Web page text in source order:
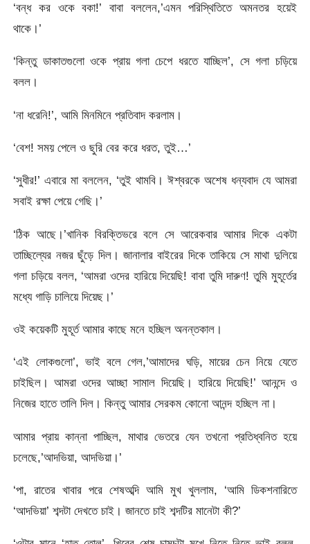
‘বন্ধ কর ওকে বকা!’ বাবা বললেন,’এমন পরিস্থিতিতে অমনতর হয়েই
থাকে।’
‘কিন্তু ডাকাতগুলো ওকে প্রায় গলা চেপে ধরতে যাচ্ছিল’, সে গলা চড়িয়ে
বলল।
‘না ধরেনি!’, আমি মিনমিনে প্রতিবাদ করলাম।
‘বেশ! সময় পেলে ও ছুরি বের করে ধরত, তুই…’
‘সুধীর!’ এবারে মা বললেন, ‘তুই থামবি। ঈশ্বরকে অশেষ ধন্যবাদ যে আমরা
সবাই রক্ষা পেয়ে গেছি।’
‘ঠিক আছে।’খানিক বিরক্তিভরে বলে সে আরেকবার আমার দিকে একটা
তাচ্ছিল্যের নজর ছুঁড়ে দিল। জানালার বাইরের দিকে তাকিয়ে সে মাথা দুলিয়ে
গলা চড়িয়ে বলল, ‘আমরা ওদের হারিয়ে দিয়েছি! বাবা তুমি দারুণ! তুমি মুহূর্তের
মধ্যে গাড়ি চালিয়ে দিয়েছ।’
ওই কয়েকটি মুহূর্ত আমার কাছে মনে হচ্ছিল অনন্তকাল।
‘এই লোকগুলো’, ভাই বলে গেল,’আমাদের ঘড়ি, মায়ের চেন নিয়ে যেতে
চাইছিল। আমরা ওদের আচ্ছা সামাল দিয়েছি। হারিয়ে দিয়েছি!’ আনন্দে ও
নিজের হাতে তালি দিল। কিন্তু আমার সেরকম কোনো আনন্দ হচ্ছিল না।
আমার প্রায় কান্না পাচ্ছিল, মাথার ভেতরে যেন তখনো প্রতিধ্বনিত হয়ে
চলেছে,’আদভিয়া, আদভিয়া।’
‘পা, রাতের খাবার পরে শেষঅব্দি আমি মুখ খুললাম, ‘আমি ডিকশনারিতে
‘আদভিয়া’ শব্দটা দেখতে চাই। জানতে চাই শব্দটির মানেটা কী?’